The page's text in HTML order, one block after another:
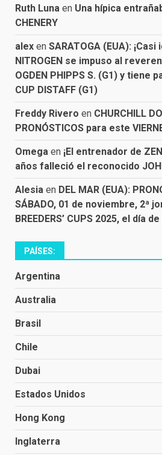
Ruth Luna en Una hípica
CHENERY
alex en SARATOGA (EUA):
NITROGEN se impuso al
OGDEN PHIPPS S. (G1) y tiene
CUP DISTAFF (G1)
Freddy Rivero en CHURCHILL
PRONÓSTICOS para este
Omega en ¡El entrenador de
años falleció el reconocido
Alesia en DEL MAR (EUA):
SÁBADO, 01 de noviembre, 2ª
BREEDERS’ CUPS 2025, el día
PAÍSES:
Argentina
Australia
Brasil
Chile
Dubai
Estados Unidos
Hong Kong
Inglaterra